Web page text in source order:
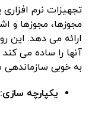
تجهیزات نرم
مجوزها، مجوزها و
ارائه می دهد. این
آنها را ساده می
به خوبی
یکپارچه سازی: